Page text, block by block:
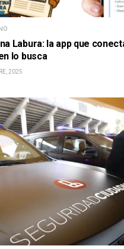
Labura: la app que
lo busca
2025